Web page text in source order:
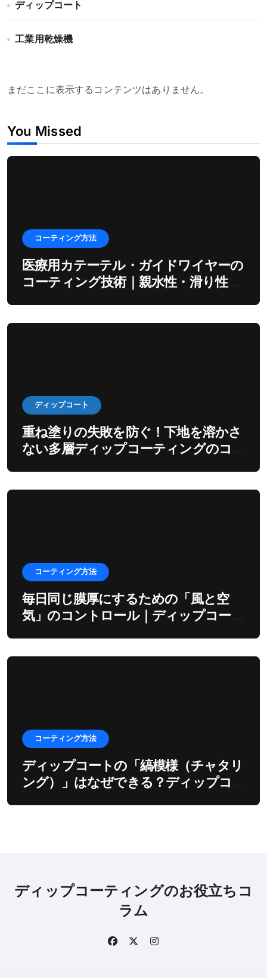
ディップコート
工業用乾燥機
まだここに表示するコンテンツはありません。
You Missed
コーティング方法
医療用カテーテル・ガイドワイヤーの
コーティング技術｜親水性・滑り性を
ディップコート
重ね塗りの失敗を防ぐ！下地を溶かさ
ない多層ディップコーティングのコ
コーティング方法
毎日同じ膜厚にするための「風と空
気」のコントロール｜ディップコーテ
コーティング方法
ディップコートの「縞模様（チャタリ
ング）」はなぜできる？ディップコー
ディップコーティングのお役立ちコ
ラム